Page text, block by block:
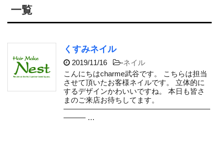
一覧
くすみネイル
2019/11/16 -ネイル
こんにちはcharme武谷です。 こちらは担当
させて頂いたお客様ネイルです。 立体的に
するデザインかわいいですね。 本日も皆さ
まのご来店お待ちしてます。
————————————————————
——— …